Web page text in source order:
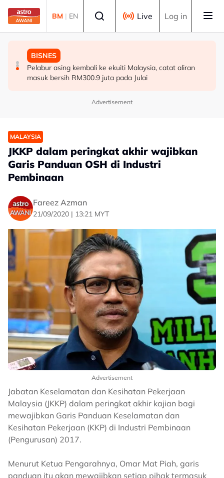
Skip to main content
BM | EN Live Log in
DUNIA
Jerman naikkan anggaran kematian berkaitan haba
kepada hampir 12,000
MALAYSIA
Pendekatan menyeluruh bagi Malaysia bersedia hadapi
demensia menjelang 2030 - Hanifah
BISNES
Pelabur asing kembali ke ekuiti Malaysia, catat aliran
masuk bersih RM300.9 juta pada Julai
Advertisement
MALAYSIA
JKKP dalam peringkat akhir wajibkan
Garis Panduan OSH di Industri
Pembinaan
Fareez Azman
21/09/2020 | 13:21 MYT
Advertisement
Jabatan Keselamatan dan Kesihatan Pekerjaan
Malaysia (JKKP) dalam peringkat akhir kajian bagi
mewajibkan Garis Panduan Keselamatan dan
Kesihatan Pekerjaan (KKP) di Industri Pembinaan
(Pengurusan) 2017.
Menurut Ketua Pengarahnya, Omar Mat Piah, garis
panduan itu akan mewajibkan setiap pihak termasuk